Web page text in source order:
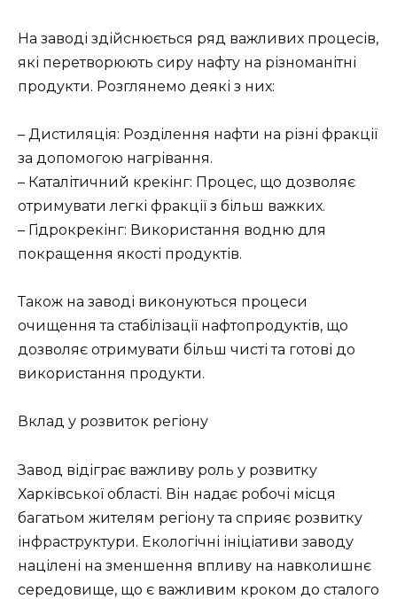
На заводі здійснюється ряд важливих процесів,
які перетворюють сиру нафту на різноманітні
продукти. Розглянемо деякі з них:
– Дистиляція: Розділення нафти на різні фракції
за допомогою нагрівання.
– Каталітичний крекінг: Процес, що дозволяє
отримувати легкі фракції з більш важких.
– Гідрокрекінг: Використання водню для
покращення якості продуктів.
Також на заводі виконуються процеси
очищення та стабілізації нафтопродуктів, що
дозволяє отримувати більш чисті та готові до
використання продукти.
Вклад у розвиток регіону
Завод відіграє важливу роль у розвитку
Харківської області. Він надає робочі місця
багатьом жителям регіону та сприяє розвитку
інфраструктури. Екологічні ініціативи заводу
націлені на зменшення впливу на навколишнє
середовище, що є важливим кроком до сталого